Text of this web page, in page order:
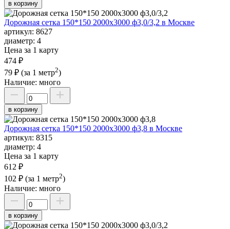
в корзину
Дорожная сетка 150*150 2000х3000 ф3,0/3,2 в Москве
артикул: 8627
диаметр: 4
Цена за 1 карту
474 ₽
79 ₽ (за 1 метр2)
Наличие: много
в корзину
Дорожная сетка 150*150 2000х3000 ф3,8 в Москве
артикул: 8315
диаметр: 4
Цена за 1 карту
612 ₽
102 ₽ (за 1 метр2)
Наличие: много
в корзину